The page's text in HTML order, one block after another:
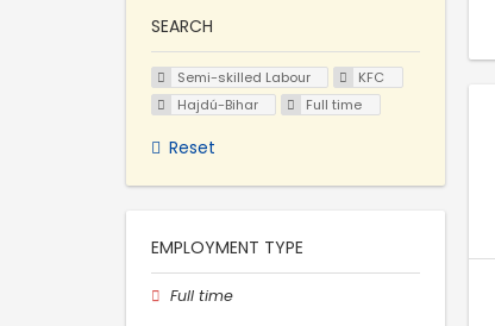
SEARCH
Semi-skilled Labour
KFC
Hajdú-Bihar
Full time
Reset
EMPLOYMENT TYPE
Full time